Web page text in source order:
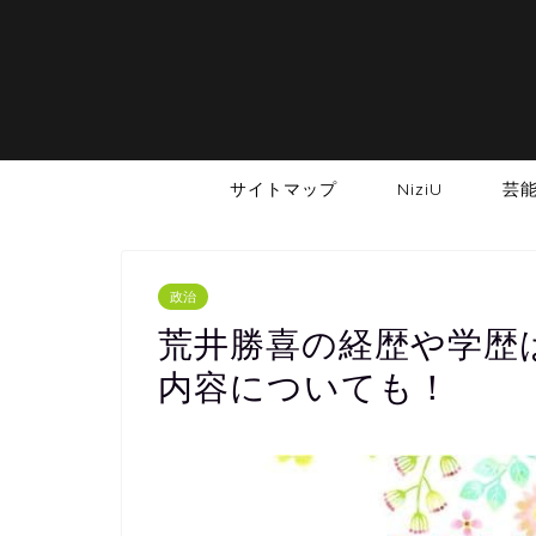
サイトマップ NiziU 芸
政治
荒井勝喜の経歴や学歴
内容についても！